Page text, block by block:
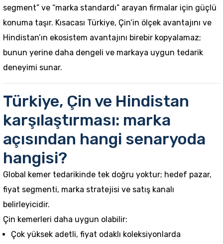
segment” ve “marka standardı” arayan firmalar için güçlü
konuma taşır. Kısacası Türkiye, Çin’in ölçek avantajını ve
Hindistan’ın ekosistem avantajını birebir kopyalamaz;
bunun yerine daha dengeli ve markaya uygun tedarik
deneyimi sunar.
Türkiye, Çin ve Hindistan
karşılaştırması: marka
açısından hangi senaryoda
hangisi?
Global kemer tedarikinde tek doğru yoktur; hedef pazar,
fiyat segmenti, marka stratejisi ve satış kanalı
belirleyicidir.
Çin kemerleri daha uygun olabilir:
Çok yüksek adetli, fiyat odaklı koleksiyonlarda